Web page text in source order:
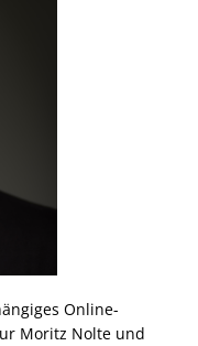
Online-
Moritz Nolte und